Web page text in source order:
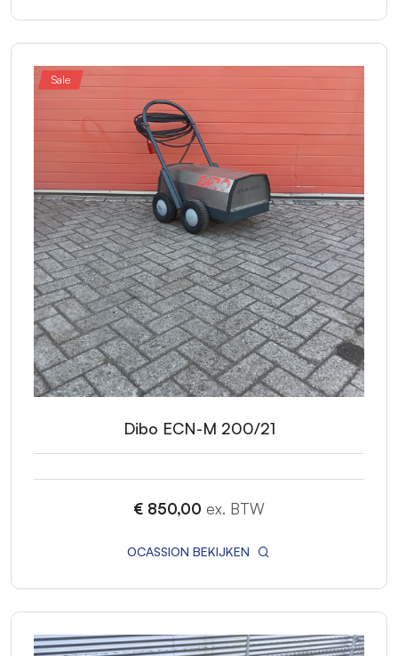
Sale
Dibo ECN-M 200/21
€ 850,00 ex. BTW
OCASSION BEKIJKEN